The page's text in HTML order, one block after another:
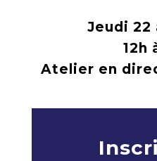
Jeudi 22
12h
Atelier en